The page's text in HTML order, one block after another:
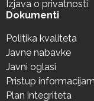
Izjava o privatnosti
Dokumenti
Politika kvaliteta
Javne nabavke
Javni oglasi
Pristup
Plan integriteta